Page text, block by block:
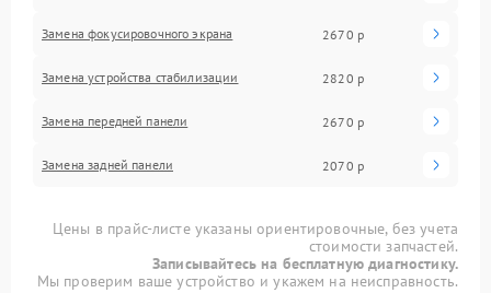
Замена фокусировочного экрана 2670 р
Замена устройства стабилизации 2820 р
Замена передней панели 2670 р
Замена задней панели 2070 р
Цены в прайс-листе указаны ориентировочные, без учета
стоимости запчастей.
Записывайтесь на бесплатную диагностику.
Мы проверим ваше устройство и укажем на неисправность.